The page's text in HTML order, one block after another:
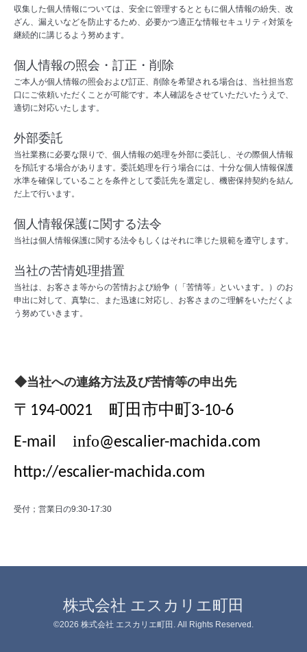
収集した個人情報については、安全に管理するとともに個人情報の紛失、改
ざん、漏えいなどを防止するため、必要かつ適正な情報セキュリティ対策を
継続的に講じるよう努めます。
個人情報の照会・訂正・削除
ご本人が個人情報の照会および訂正、削除を希望される場合は、当社担当窓
口にご依頼いただくことが可能です。本人確認をさせていただいたうえで、
適切に対応いたします。
外部委託
当社業務に必要な限りで、個人情報の処理を外部に委託し、その際個人情報
を預託する場合があります。委託処理を行う場合には、十分な個人情報保護
水準を確保していることを条件として委託先を選定し、機密保持契約を結ん
だ上で行います。
個人情報保護に関する法令
当社は個人情報保護に関する法令もしくはそれに準じた規範を遵守します。
当社の苦情処理措置
当社は、お客さま等からの苦情および紛争（「苦情等」といいます。）のお
申出に対して、真摯に、また迅速に対応し、お客さまのご理解をいただくよ
う努めていきます。
◆当社への連絡方法及び苦情等の申出先
〒 194-0021 町田市中町3-10-6
E-mail
info@escalier-machida.com
http://escalier-machida.com
受付；営業日の9:30-17:30
株式会社 エスカリエ町田
©2026 株式会社 エスカリエ町田 . All Rights Reserved.